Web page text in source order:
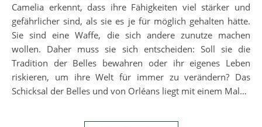
Camelia erkennt, dass ihre Fähigkeiten viel stärker und
gefährlicher sind, als sie es je für möglich gehalten hätte.
Sie sind eine Waffe, die sich andere zunutze machen
wollen. Daher muss sie sich entscheiden: Soll sie die
Tradition der Belles bewahren oder ihr eigenes Leben
riskieren, um ihre Welt für immer zu verändern? Das
Schicksal der Belles und von Orléans liegt mit einem Mal…